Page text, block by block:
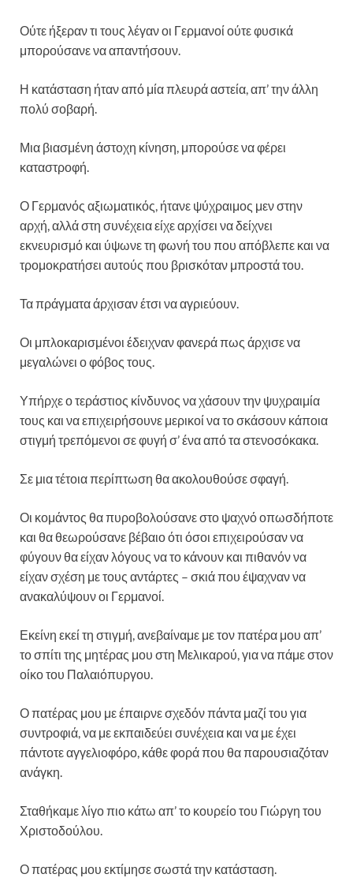
Ούτε ήξεραν τι τους λέγαν οι Γερμανοί ούτε φυσικά
μπορούσανε να απαντήσουν.
Η κατάσταση ήταν από μία πλευρά αστεία, απ’ την άλλη
πολύ σοβαρή.
Μια βιασμένη άστοχη κίνηση, μπορούσε να φέρει
καταστροφή.
Ο Γερμανός αξιωματικός, ήτανε ψύχραιμος μεν στην
αρχή, αλλά στη συνέχεια είχε αρχίσει να δείχνει
εκνευρισμό και ύψωνε τη φωνή του που απόβλεπε και να
τρομοκρατήσει αυτούς που βρισκόταν μπροστά του.
Τα πράγματα άρχισαν έτσι να αγριεύουν.
Οι μπλοκαρισμένοι έδειχναν φανερά πως άρχισε να
μεγαλώνει ο φόβος τους.
Υπήρχε ο τεράστιος κίνδυνος να χάσουν την ψυχραιμία
τους και να επιχειρήσουνε μερικοί να το σκάσουν κάποια
στιγμή τρεπόμενοι σε φυγή σ’ ένα από τα στενοσόκακα.
Σε μια τέτοια περίπτωση θα ακολουθούσε σφαγή.
Οι κομάντος θα πυροβολούσανε στο ψαχνό οπωσδήποτε
και θα θεωρούσανε βέβαιο ότι όσοι επιχειρούσαν να
φύγουν θα είχαν λόγους να το κάνουν και πιθανόν να
είχαν σχέση με τους αντάρτες – σκιά που έψαχναν να
ανακαλύψουν οι Γερμανοί.
Εκείνη εκεί τη στιγμή, ανεβαίναμε με τον πατέρα μου απ’
το σπίτι της μητέρας μου στη Μελικαρού, για να πάμε στον
οίκο του Παλαιόπυργου.
Ο πατέρας μου με έπαιρνε σχεδόν πάντα μαζί του για
συντροφιά, να με εκπαιδεύει συνέχεια και να με έχει
πάντοτε αγγελιοφόρο, κάθε φορά που θα παρουσιαζόταν
ανάγκη.
Σταθήκαμε λίγο πιο κάτω απ’ το κουρείο του Γιώργη του
Χριστοδούλου.
Ο πατέρας μου εκτίμησε σωστά την κατάσταση.